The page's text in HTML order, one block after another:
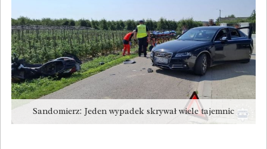
Sandomierz: Jeden wypadek skrywał wiele tajemnic